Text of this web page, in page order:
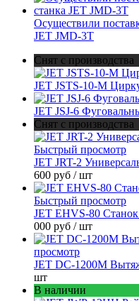
Осуществили
JET JMD-3T
Снят с производства
JET JSTS-10-M
JET JSJ-6
Снят с производства
Быстрый просмотр
JET JRT-2
600 руб / шт
Быстрый просмотр
JET EHVS-80
000 руб / шт
просмотр
JET DC-1200M
шт
В наличии